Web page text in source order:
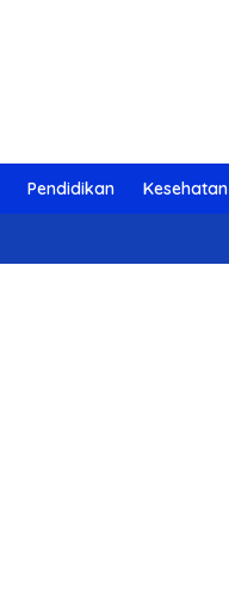
Pendidikan Kesehatan